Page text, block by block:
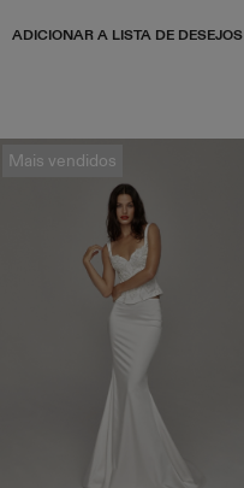
ADICIONAR A LISTA DE DESEJOS
Mais vendidos